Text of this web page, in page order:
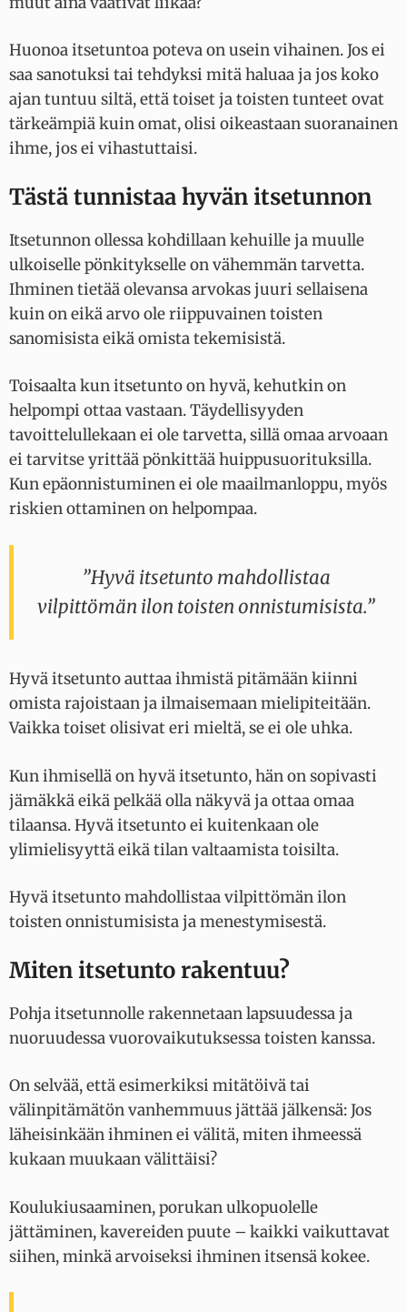
Huonoa itsetuntoa poteva on usein vihainen. Jos ei
saa sanotuksi tai tehdyksi mitä haluaa ja jos koko
ajan tuntuu siltä, että toiset ja toisten tunteet ovat
tärkeämpiä kuin omat, olisi oikeastaan suoranainen
ihme, jos ei vihastuttaisi.
Tästä tunnistaa hyvän itsetunnon
Itsetunnon ollessa kohdillaan kehuille ja muulle
ulkoiselle pönkitykselle on vähemmän tarvetta.
Ihminen tietää olevansa arvokas juuri sellaisena
kuin on eikä arvo ole riippuvainen toisten
sanomisista eikä omista tekemisistä.
Toisaalta kun itsetunto on hyvä, kehutkin on
helpompi ottaa vastaan. Täydellisyyden
tavoittelullekaan ei ole tarvetta, sillä omaa arvoaan
ei tarvitse yrittää pönkittää huippusuorituksilla.
Kun epäonnistuminen ei ole maailmanloppu, myös
riskien ottaminen on helpompaa.
”Hyvä itsetunto mahdollistaa
vilpittömän ilon toisten onnistumisista.”
Hyvä itsetunto auttaa ihmistä pitämään kiinni
omista rajoistaan ja ilmaisemaan mielipiteitään.
Vaikka toiset olisivat eri mieltä, se ei ole uhka.
Kun ihmisellä on hyvä itsetunto, hän on sopivasti
jämäkkä eikä pelkää olla näkyvä ja ottaa omaa
tilaansa. Hyvä itsetunto ei kuitenkaan ole
ylimielisyyttä eikä tilan valtaamista toisilta.
Hyvä itsetunto mahdollistaa vilpittömän ilon
toisten onnistumisista ja menestymisestä.
Miten itsetunto rakentuu?
Pohja itsetunnolle rakennetaan lapsuudessa ja
nuoruudessa vuorovaikutuksessa toisten kanssa.
On selvää, että esimerkiksi mitätöivä tai
välinpitämätön vanhemmuus jättää jälkensä: Jos
läheisinkään ihminen ei välitä, miten ihmeessä
kukaan muukaan välittäisi?
Koulukiusaaminen, porukan ulkopuolelle
jättäminen, kavereiden puute – kaikki vaikuttavat
siihen, minkä arvoiseksi ihminen itsensä kokee.